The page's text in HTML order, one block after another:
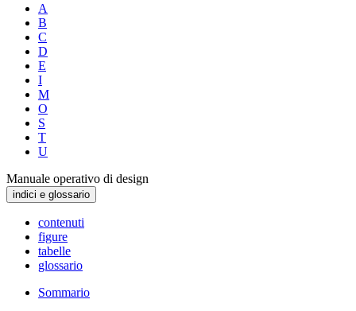
A
B
C
D
E
I
M
O
S
T
U
Manuale operativo di design
indici e glossario
contenuti
figure
tabelle
glossario
Sommario